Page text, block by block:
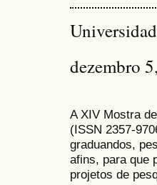
dezembro
A XIV Mostra
(ISSN 2357-
graduandos,
afins, para que
projetos de